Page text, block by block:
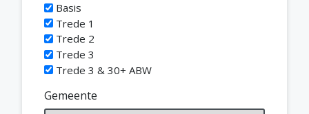
Basis
Trede 1
Trede 2
Trede 3
Trede 3 & 30+ ABW
Gemeente